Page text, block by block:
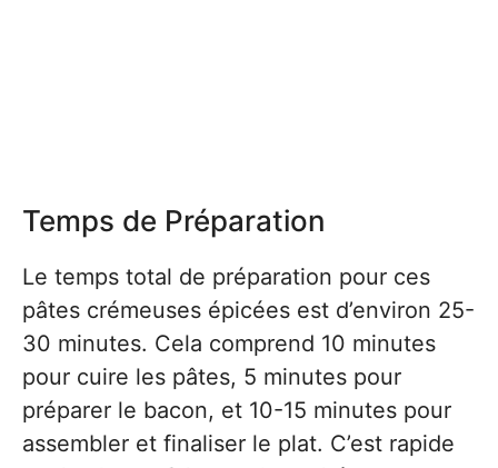
Temps de Préparation
Le temps total de préparation pour ces
pâtes crémeuses épicées est d’environ 25-
30 minutes. Cela comprend 10 minutes
pour cuire les pâtes, 5 minutes pour
préparer le bacon, et 10-15 minutes pour
assembler et finaliser le plat. C’est rapide